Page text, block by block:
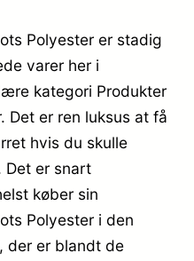
Polyester er stadig
varer her i
kategori Produkter
Det er ren luksus at få
hvis du skulle
er snart
køber sin
Polyester i den
der er blandt de